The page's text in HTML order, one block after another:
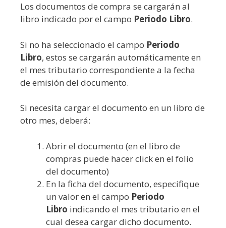
Los documentos de compra se cargarán al
libro indicado por el campo Periodo Libro.
Si no ha seleccionado el campo Periodo
Libro, estos se cargarán automáticamente en
el mes tributario correspondiente a la fecha
de emisión del documento.
Si necesita cargar el documento en un libro de
otro mes, deberá:
Abrir el documento (en el libro de
compras puede hacer click en el folio
del documento)
En la ficha del documento, especifique
un valor en el campo Periodo
Libro indicando el mes tributario en el
cual desea cargar dicho documento.